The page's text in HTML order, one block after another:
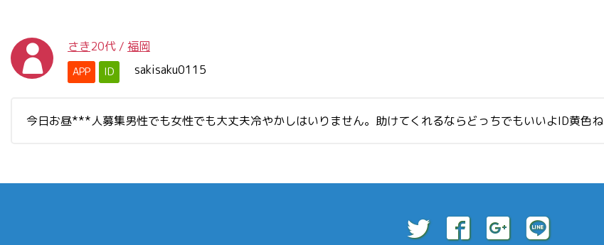
さき20代 / 福岡
APP ID sakisaku0115
今日お昼***人募集男性でも女性でも大丈夫冷やかしはいりません。助けてくれるならどっちでもいいよID黄色ね